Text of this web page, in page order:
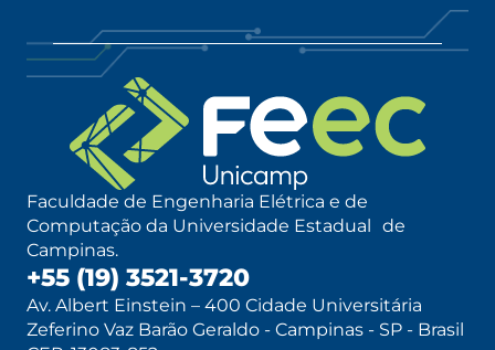
Faculdade de Engenharia Elétrica e de
Computação da Universidade Estadual de
Campinas.
+55 (19) 3521-3720
Av. Albert Einstein – 400 Cidade Universitária
Zeferino Vaz Barão Geraldo - Campinas - SP - Brasil